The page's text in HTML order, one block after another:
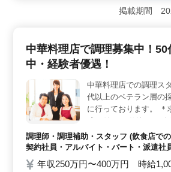
ワークライフバランスを重視する方
険完備で安心して長期で働けます。ま
キルをお持ちの方が即戦力として活躍
50代から60代の方も活躍中で、年齢を
ら380万円の給与体系が設定されてい
険完備など福利厚生が充実している
環境が整っています。
掲載期間
中華料理店で調理募集中！50
中・経験者優遇！
中華料理店での調理ス
代以上のベテラン層の
に行っております。 ＊
・店内清掃 ・調理補助
・勤務時間応相談 ・50
調理師・調理補助・スタッフ (飲食店で
契約社員・アルバイト・パート・派遣社
年収250万円〜400万円 時給